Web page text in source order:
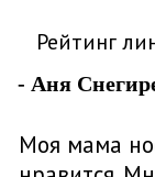
Рейтинг
- Аня
Моя мама